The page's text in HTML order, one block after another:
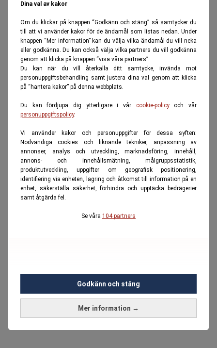
Dina val av kakor
Om du klickar på knappen “Godkänn och stäng” så samtycker du
till att vi använder kakor för de ändamål som listas nedan. Under
knappen “Mer information” kan du välja vilka ändamål du vill neka
eller godkänna. Du kan också välja vilka partners du vill godkänna
genom att klicka på knappen “visa våra partners”.
Du kan när du vill återkalla ditt samtycke, invända mot
personuppgiftsbehandling samt justera dina val genom att klicka
på “hantera kakor” på denna webbplats.
Du kan fördjupa dig ytterligare i vår cookie-policyoch vår
personuppgiftspolicy.
Vi använder kakor och personuppgifter för dessa syften:
Nödvändiga cookies och liknande tekniker, anpassning av
annonser, analys och utveckling, marknadsföring, innehåll,
annons- och innehållsmätning, målgruppsstatistik,
produktutveckling, uppgifter om geografisk positionering,
identifiering via enheten, lagring och åtkomst till information på en
enhet, säkerställa säkerhet, förhindra och upptäcka bedrägerier
samt åtgärda fel.
Se våra 104 partners
Mer information →
Godkänn och stäng